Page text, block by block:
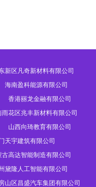
新区凡奇新材料有限公司
海南盈科能源有限公司
香港丽龙金融有限公司
雨花区兆丰新材料有限公司
山西向琦教育有限公司
天宇建筑有限公司
古高达智能制造有限公司
黛隆人工智能有限公司
山区昌盛汽车集团有限公司